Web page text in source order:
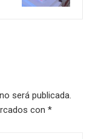
será publicada.
con *